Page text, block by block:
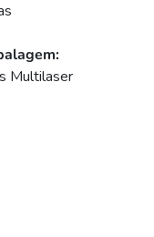
Multilaser